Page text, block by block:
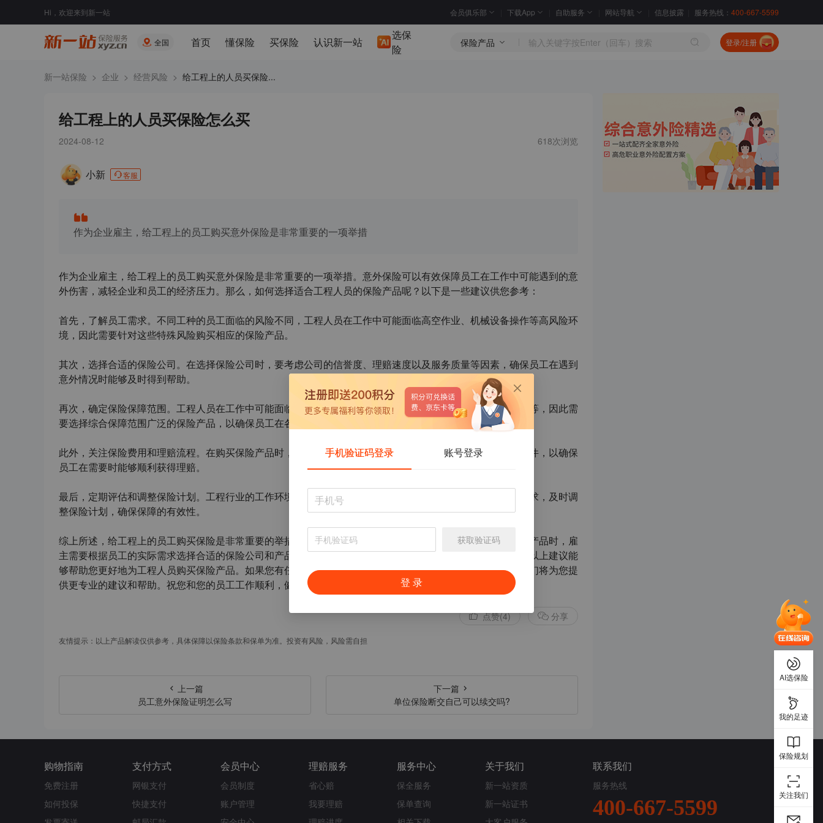
Hi，欢迎来到新一站 会员俱乐部 下载App 自助服务 网站导航 信息披露 服务热线： 400-667-5599
全国 首页 懂保险 买保险 认识新一站
选保
险
保险产品 登录/注册
新一站保险 > 企业 > 经营风险 > 给工程上的人员买保险...
给工程上的人员买保险怎么买
2024-08-12 618次浏览
小新 客服
作为企业雇主，给工程上的员工购买意外保险是非常重要的一项举措
作为企业雇主，给工程上的员工购买意外保险是非常重要的一项举措。意外保险可以有效保障员工在工作中可能遇到的意
外伤害，减轻企业和员工的经济压力。那么，如何选择适合工程人员的保险产品呢？以下是一些建议供您参考：
首先，了解员工需求。不同工种的员工面临的风险不同，工程人员在工作中可能面临高空作业、机械设备操作等高风险环
境，因此需要针对这些特殊风险购买相应的保险产品。
其次，选择合适的保险公司。在选择保险公司时，要考虑公司的信誉度、理赔速度以及服务质量等因素，确保员工在遇到
意外情况时能够及时得到帮助。
再次，确定保险保障范围。工程人员在工作中可能面临的风险多种多样，包括意外伤害、疾病医疗、残疾赔付等，因此需
要选择综合保障范围广泛的保险产品，以确保员工在各种情况下都能得到保障。
此外，关注保险费用和理赔流程。在购买保险产品时，要注意保险费用是否合理，并了解保险理赔的流程和条件，以确保
员工在需要时能够顺利获得理赔。
最后，定期评估和调整保险计划。工程行业的工作环境和风险不断变化，因此雇主需要定期评估员工的保险需求，及时调
整保险计划，确保保障的有效性。
综上所述，给工程上的员工购买保险是非常重要的举措，可以保障员工的权益，减轻企业的风险。在购买保险产品时，雇
主需要根据员工的实际需求选择合适的保险公司和产品，确保员工在工作中能够得到及时的帮助和保障。希望以上建议能
够帮助您更好地为工程人员购买保险产品。如果您有任何疑问或需要进一步咨询，请随时与保险专家联系，他们将为您提
供更专业的建议和帮助。祝您和您的员工工作顺利，健康平安！
点赞(4) 分享
友情提示：以上产品解读仅供参考，具体保障以保险条款和保单为准。投资有风险，风险需自担
上一篇
员工意外保险证明怎么写
下一篇
单位保险断交自己可以续交吗?
购物指南
免费注册
如何投保
支付方式
网银支付
快捷支付
会员中心
会员制度
账户管理
理赔服务
省心赔
我要理赔
服务中心
保全服务
保单查询
关于我们
新一站资质
新一站证书
联系我们
服务热线
400-667-5599
AI选保险
我的足迹
保险规划
关注我们
手机验证码登录 账号登录
获取验证码
登 录